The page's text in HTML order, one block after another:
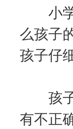
小学
么孩子
孩子仔
孩子
有不正